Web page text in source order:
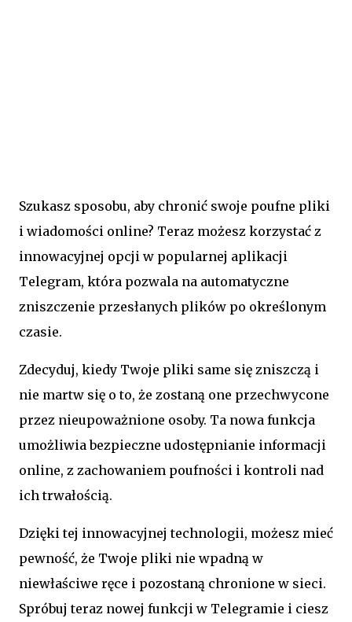
Szukasz sposobu, aby chronić swoje poufne pliki
i wiadomości online? Teraz możesz korzystać z
innowacyjnej opcji w popularnej aplikacji
Telegram, która pozwala na automatyczne
zniszczenie przesłanych plików po określonym
czasie.
Zdecyduj, kiedy Twoje pliki same się zniszczą i
nie martw się o to, że zostaną one przechwycone
przez nieupoważnione osoby. Ta nowa funkcja
umożliwia bezpieczne udostępnianie informacji
online, z zachowaniem poufności i kontroli nad
ich trwałością.
Dzięki tej innowacyjnej technologii, możesz mieć
pewność, że Twoje pliki nie wpadną w
niewłaściwe ręce i pozostaną chronione w sieci.
Spróbuj teraz nowej funkcji w Telegramie i ciesz